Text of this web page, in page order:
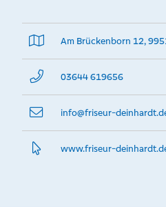
Am Brückenborn 12,
03644 619656
info@­friseur-
www.­friseur-